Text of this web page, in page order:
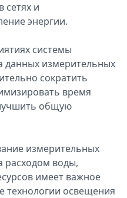
сетях и
энергии.
системы
данных измерительных
сократить
время
общую
измерительных
расходом воды,
имеет важное
технологии освещения